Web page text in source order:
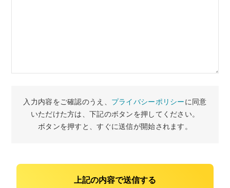
入力内容をご確認のうえ、 プライバシーポリシー に同意
いただけた方は、下記のボタンを押してください。
ボタンを押すと、すぐに送信が開始されます。